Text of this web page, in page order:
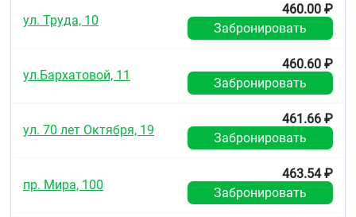
раневые и язвенные поражения ротовой
полости или горла
фенилкетонурия
детский возраст до 4 лет.
С осторожностью
При эрозивных, десквамативных изменениях
табс» может применяться с осторожностью и
только под наблюдением врача.
ул. Труда, 10
460.00 ₽
Забронировать
ул.Бархатовой, 11
460.60 ₽
Забронировать
ул. 70 лет Октября, 19
461.66 ₽
Забронировать
пр. Мира, 100
463.54 ₽
Забронировать